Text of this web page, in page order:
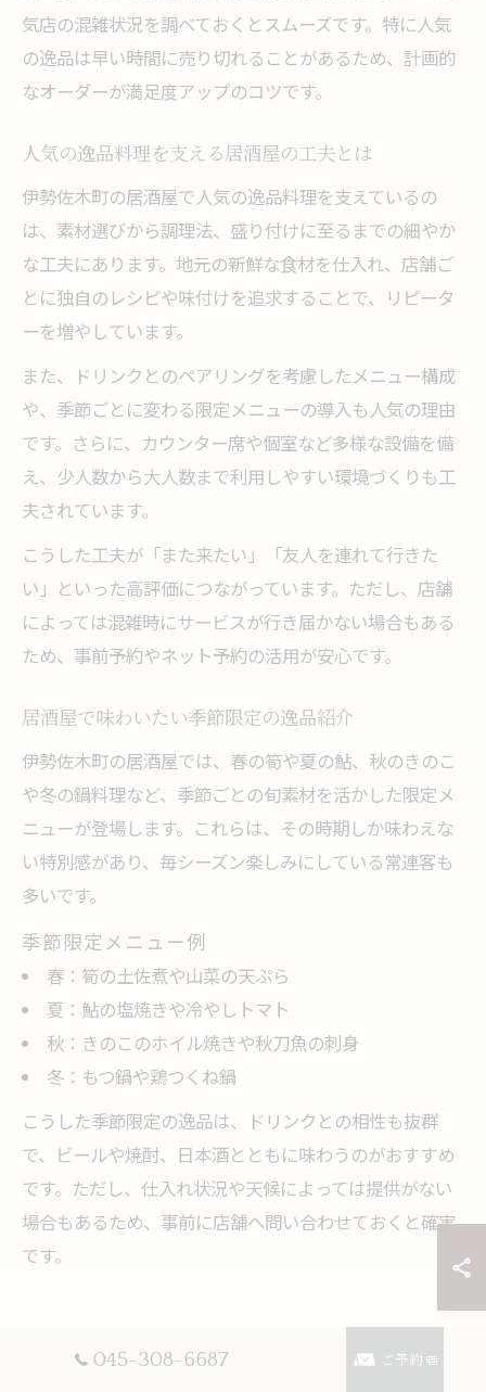
気店の混雑状況を調べておくとスムーズです。特に人気
の逸品は早い時間に売り切れることがあるため、計画的
なオーダーが満足度アップのコツです。
人気の逸品料理を支える居酒屋の工夫とは
伊勢佐木町の居酒屋で人気の逸品料理を支えているの
は、素材選びから調理法、盛り付けに至るまでの細やか
な工夫にあります。地元の新鮮な食材を仕入れ、店舗ご
とに独自のレシピや味付けを追求することで、リピータ
ーを増やしています。
また、ドリンクとのペアリングを考慮したメニュー構成
や、季節ごとに変わる限定メニューの導入も人気の理由
です。さらに、カウンター席や個室など多様な設備を備
え、少人数から大人数まで利用しやすい環境づくりも工
夫されています。
こうした工夫が「また来たい」「友人を連れて行きた
い」といった高評価につながっています。ただし、店舗
によっては混雑時にサービスが行き届かない場合もある
ため、事前予約やネット予約の活用が安心です。
居酒屋で味わいたい季節限定の逸品紹介
伊勢佐木町の居酒屋では、春の筍や夏の鮎、秋のきのこ
や冬の鍋料理など、季節ごとの旬素材を活かした限定メ
ニューが登場します。これらは、その時期しか味わえな
い特別感があり、毎シーズン楽しみにしている常連客も
多いです。
季節限定メニュー例
春：筍の土佐煮や山菜の天ぷら
夏：鮎の塩焼きや冷やしトマト
秋：きのこのホイル焼きや秋刀魚の刺身
冬：もつ鍋や鶏つくね鍋
こうした季節限定の逸品は、ドリンクとの相性も抜群
で、ビールや焼酎、日本酒とともに味わうのがおすすめ
です。ただし、仕入れ状況や天候によっては提供がない
場合もあるため、事前に店舗へ問い合わせておくと確実
です。
鶏肉料理と串焼きが光る居酒屋
045-308-6687 ご予約